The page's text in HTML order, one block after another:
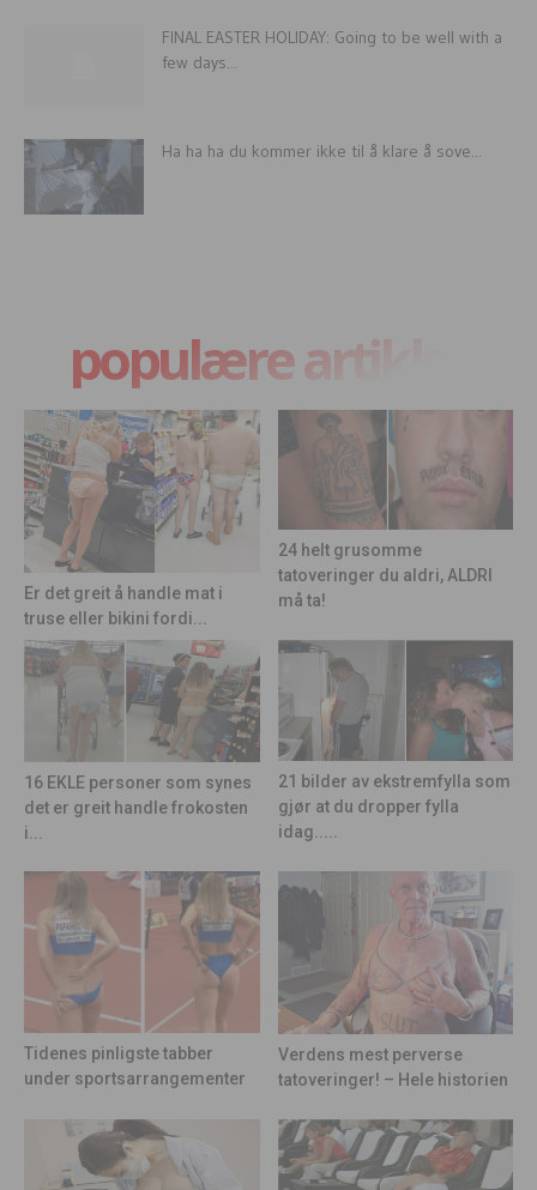
FINAL EASTER HOLIDAY: Going to be well with a
few days...
Ha ha ha du kommer ikke til å klare å sove...
populære artikler
Er det greit å handle mat i
truse eller bikini fordi...
24 helt grusomme
tatoveringer du aldri, ALDRI
må ta!
16 EKLE personer som synes
det er greit handle frokosten
i...
21 bilder av ekstremfylla som
gjør at du dropper fylla
idag.....
Tidenes pinligste tabber
under sportsarrangementer
Verdens mest perverse
tatoveringer! – Hele historien